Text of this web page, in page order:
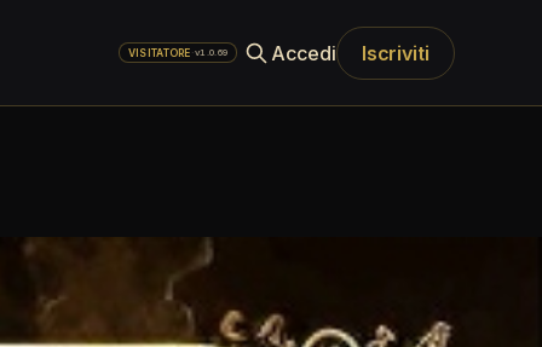
VISITATORE ·v1.0.69 Accedi Iscriviti